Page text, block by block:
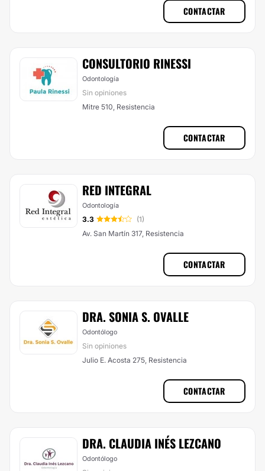
CONTACTAR
CONSULTORIO RINESSI
Odontología
Sin opiniones
Mitre 510, Resistencia
CONTACTAR
RED INTEGRAL
Odontología
3.3
(1)
Av. San Martín 317, Resistencia
CONTACTAR
DRA. SONIA S. OVALLE
Odontólogo
Sin opiniones
Julio E. Acosta 275, Resistencia
CONTACTAR
DRA. CLAUDIA INÉS LEZCANO
Odontólogo